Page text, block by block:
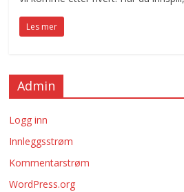
Les mer
Admin
Logg inn
Innleggsstrøm
Kommentarstrøm
WordPress.org